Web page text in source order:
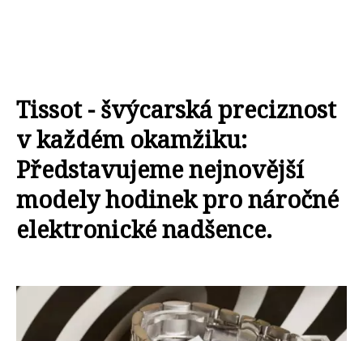
Tissot - švýcarská preciznost
v každém okamžiku:
Představujeme nejnovější
modely hodinek pro náročné
elektronické nadšence.